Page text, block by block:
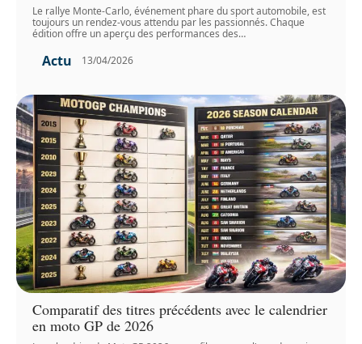
Le rallye Monte-Carlo, événement phare du sport automobile, est
toujours un rendez-vous attendu par les passionnés. Chaque
édition offre un aperçu des performances des…
Actu 13/04/2026
Comparatif des titres précédents avec le calendrier
en moto GP de 2026